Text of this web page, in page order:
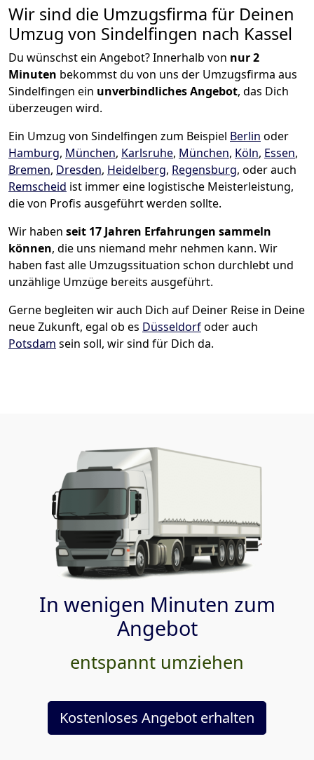
Wir sind die Umzugsfirma für Deinen
Umzug von Sindelfingen nach Kassel
Du wünschst ein Angebot? Innerhalb von nur 2
Minuten bekommst du von uns der Umzugsfirma aus
Sindelfingen ein unverbindliches Angebot, das Dich
überzeugen wird.
Ein Umzug von Sindelfingen zum Beispiel Berlin oder
Hamburg, München, Karlsruhe, München, Köln, Essen,
Bremen, Dresden, Heidelberg, Regensburg, oder auch
Remscheid ist immer eine logistische Meisterleistung,
die von Profis ausgeführt werden sollte.
Wir haben seit 17 Jahren Erfahrungen sammeln
können, die uns niemand mehr nehmen kann. Wir
haben fast alle Umzugssituation schon durchlebt und
unzählige Umzüge bereits ausgeführt.
Gerne begleiten wir auch Dich auf Deiner Reise in Deine
neue Zukunft, egal ob es Düsseldorfoder auch
Potsdam sein soll, wir sind für Dich da.
In wenigen Minuten zum
Angebot
entspannt umziehen
Kostenloses Angebot erhalten